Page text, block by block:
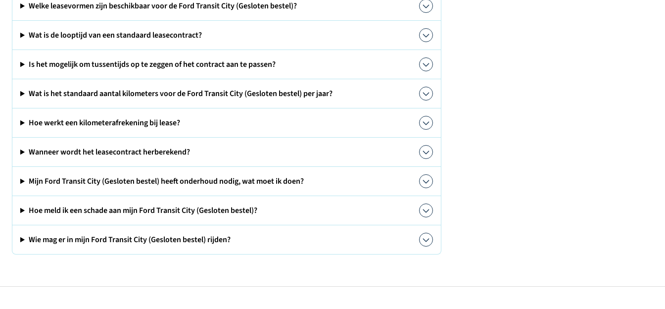
Welke leasevormen zijn beschikbaar voor de Ford Transit City (Gesloten bestel)?
Wat is de looptijd van een standaard leasecontract?
Is het mogelijk om tussentijds op te zeggen of het contract aan te passen?
Wat is het standaard aantal kilometers voor de Ford Transit City (Gesloten bestel) per jaar?
Hoe werkt een kilometerafrekening bij lease?
Wanneer wordt het leasecontract herberekend?
Mijn Ford Transit City (Gesloten bestel) heeft onderhoud nodig, wat moet ik doen?
Hoe meld ik een schade aan mijn Ford Transit City (Gesloten bestel)?
Wie mag er in mijn Ford Transit City (Gesloten bestel) rijden?